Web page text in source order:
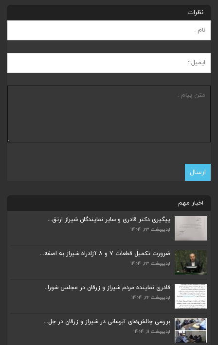
نظرات
اخبار مهم
پیگیری دکتر قادری و سایر نمایندگان شیراز ارتق...
اردیبهشت ۲۳, ۱۴۰۴
ضرورت تکمیل قطعات ۷ و ۸ آزادراه شیراز به اصفه...
اردیبهشت ۲۳, ۱۴۰۴
قادری نماینده مردم شیراز و زرقان در مجلس شورا...
اردیبهشت ۲۲, ۱۴۰۴
بررسی چالش‌های آبرسانی در شیراز و زرقان در جل...
اردیبهشت ۱۱, ۱۴۰۴
ضرورت تکمیل قطعات ۷ و ۸ آزادراه شیراز به اصفه...
قادری نماینده مردم شیراز و زرقان در مجلس شورا...
بررسی چالش‌های آبرسانی در شیراز و زرقان در جل...